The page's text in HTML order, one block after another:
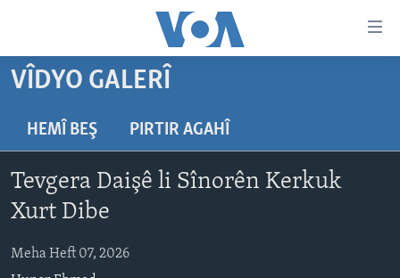
Yekser
here
naveroka
serekî
here
Malpera
Yekser
here
NÛÇE
FOTO GALERÎ
HEVPEYVÎN
AMERÎKA
TIRKÎYE
SÛRÎYE
VÎDYO GALERÎ
HEMÎ BEŞ PIRTIR AGAHÎ
Tevgera Daişê li Sînorên Kerkuk
Xurt Dibe
Meha Heft 07, 2026